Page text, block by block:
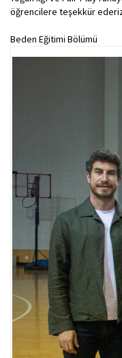
öğrencilere teşekkür
Beden Eğitimi Bölümü